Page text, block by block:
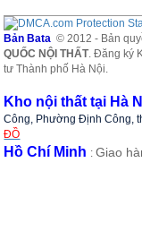
Bản Bata © 2012 - Bản
QUỐC NỘI THẤT. Đăng ký
tư Thành phố Hà Nội.
Kho nội thất tại Hà
Công, Phường Định Công,
ĐỒ
Hồ Chí Minh :Giao